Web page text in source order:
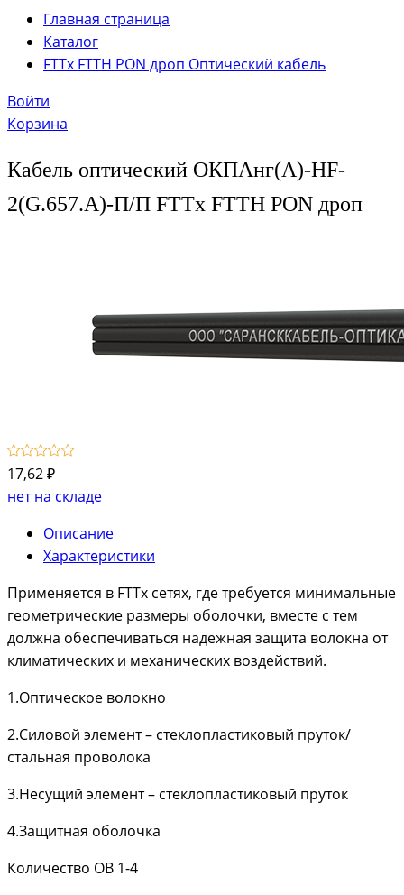
Главная страница
Каталог
FTTx FTTH PON дроп Оптический кабель
Войти
Корзина
Кабель оптический ОКПАнг(А)-HF-
2(G.657.А)-П/П FTTx FTTH PON дроп
17,62 ₽
нет на складе
Описание
Характеристики
Применяется в FTTx сетях, где требуется минимальные
геометрические размеры оболочки, вместе с тем
должна обеспечиваться надежная защита волокна от
климатических и механических воздействий.
1.Оптическое волокно
2.Силовой элемент – стеклопластиковый пруток/
стальная проволока
3.Несущий элемент – стеклопластиковый пруток
4.Защитная оболочка
Количество ОВ 1-4